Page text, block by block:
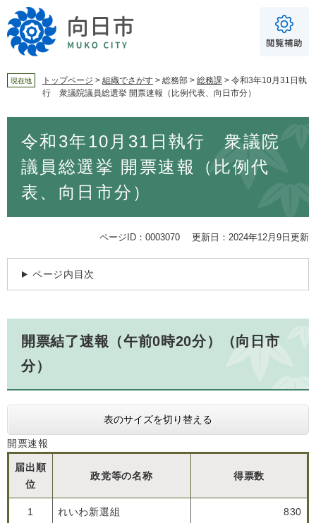
ー
ジ
ニ
ュ
For Foreigners
音声読み上げ
読み上げ 読み上げ設定
やさしい日本語
ふりがな
文字サイズ
現在地 トップページ > 組織でさがす > 総務部 > 総務課 > 令和3年10月31日執
行 衆議院議員総選挙 開票速報（比例代表、向日市分）
令和3年10月31日執行 衆議院
議員総選挙 開票速報（比例代
表、向日市分）
ページID：0003070 更新日：2024年12月9日更新
ページ内目次
開票結了速報（午前0時20分）（向日市
分）
表のサイズを切り替える
開票速報
届出順
位
政党等の名称 得票数
1 れいわ新選組 830